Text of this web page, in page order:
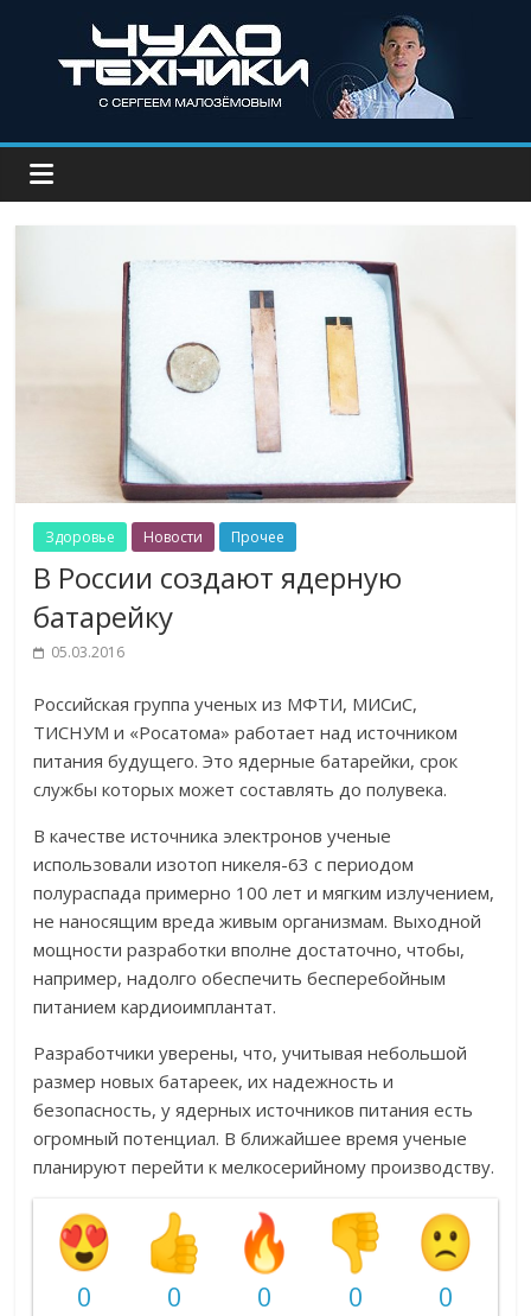
Здоровье Новости Прочее
В России создают ядерную
батарейку
05.03.2016
Российская группа ученых из МФТИ, МИСиС,
ТИСНУМ и «Росатома» работает над источником
питания будущего. Это ядерные батарейки, срок
службы которых может составлять до полувека.
В качестве источника электронов ученые
использовали изотоп никеля-63 с периодом
полураспада примерно 100 лет и мягким излучением,
не наносящим вреда живым организмам. Выходной
мощности разработки вполне достаточно, чтобы,
например, надолго обеспечить бесперебойным
питанием кардиоимплантат.
Разработчики уверены, что, учитывая небольшой
размер новых батареек, их надежность и
безопасность, у ядерных источников питания есть
огромный потенциал. В ближайшее время ученые
планируют перейти к мелкосерийному производству.
0 0 0 0 0